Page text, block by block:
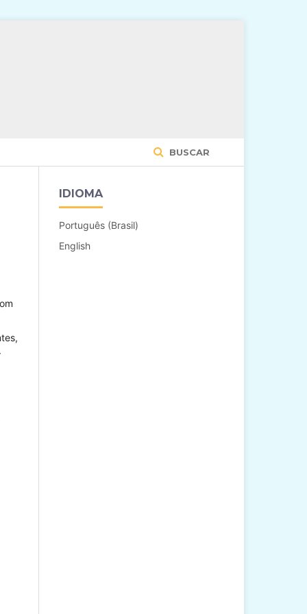
BUSCAR
IDIOMA
Português (Brasil)
English